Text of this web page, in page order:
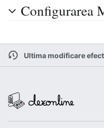
Configurarea
Ultima modificare